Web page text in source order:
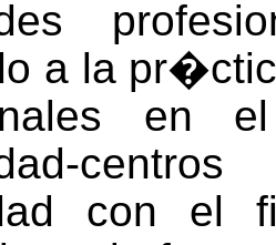
a la
en
con el